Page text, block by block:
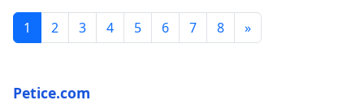
1 2 3 4 5 6 7 8 »
Petice.com